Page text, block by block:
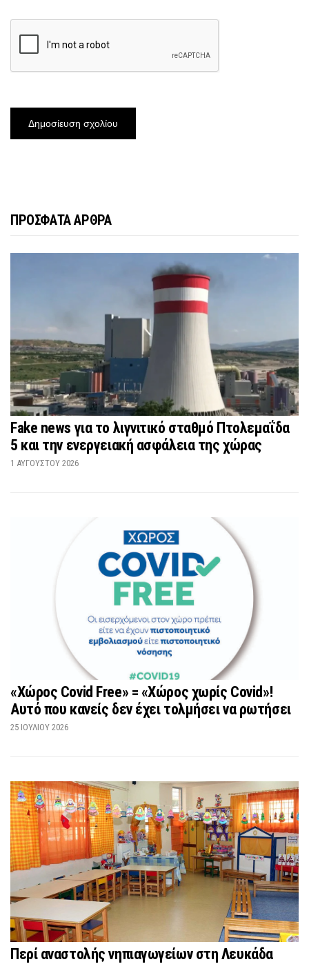
ΠΡΟΣΦΑΤΑ ΑΡΘΡΑ
Fake news για το λιγνιτικό σταθμό Πτολεμαΐδα
5 και την ενεργειακή ασφάλεια της χώρας
1 ΑΥΓΟΎΣΤΟΥ 2026
«Χώρος Covid Free» = «Χώρος χωρίς Covid»!
Αυτό που κανείς δεν έχει τολμήσει να ρωτήσει
25 ΙΟΥΛΊΟΥ 2026
Περί αναστολής νηπιαγωγείων στη Λευκάδα